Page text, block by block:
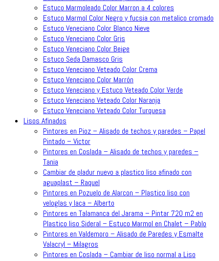
Estuco Marmoleado Color Marron a 4 colores
Estuco Marmol Color Negro y fucsia con metalico cromado
Estuco Veneciano Color Blanco Nieve
Estuco Veneciano Color Gris
Estuco Veneciano Color Beige
Estuco Seda Damasco Gris
Estuco Veneciano Veteado Color Crema
Estuco Veneciano Color Marrón
Estuco Veneciano y Estuco Veteado Color Verde
Estuco Veneciano Veteado Color Naranja
Estuco Veneciano Veteado Color Turquesa
Lisos Afinados
Pintores en Pioz – Alisado de techos y paredes – Papel
Pintado – Victor
Pintores en Coslada – Alisado de techos y paredes –
Tania
Cambiar de pladur nuevo a plastico liso afinado con
aguaplast – Raquel
Pintores en Pozuelo de Alarcon – Plastico liso con
veloglas y laca – Alberto
Pintores en Talamanca del Jarama – Pintar 720 m2 en
Plastico liso Sideral – Estuco Marmol en Chalet – Pablo
Pintores en Valdemoro – Alisado de Paredes y Esmalte
Valacryl – Milagros
Pintores en Coslada – Cambiar de liso normal a Liso